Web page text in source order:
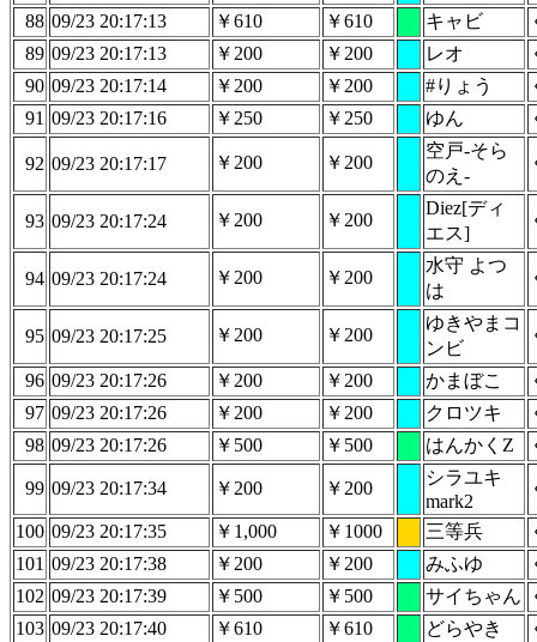
88 09/23 20:17:13 ￥610 ￥610 キャビ
89 09/23 20:17:13 ￥200 ￥200 レオ
90 09/23 20:17:14 ￥200 ￥200 #りょう
91 09/23 20:17:16 ￥250 ￥250 ゆん
92 09/23 20:17:17 ￥200 ￥200
空戸-そら
のえ-
93 09/23 20:17:24 ￥200 ￥200
Diez[ディ
エス]
94 09/23 20:17:24 ￥200 ￥200
水守 よつ
は
95 09/23 20:17:25 ￥200 ￥200
ゆきやまコ
ンビ
96 09/23 20:17:26 ￥200 ￥200 かまぼこ
97 09/23 20:17:26 ￥200 ￥200 クロツキ
98 09/23 20:17:26 ￥500 ￥500 はんかくZ
99 09/23 20:17:34 ￥200 ￥200
シラユキ
mark2
100 09/23 20:17:35 ￥1,000 ￥1000 三等兵
101 09/23 20:17:38 ￥200 ￥200 みふゆ
102 09/23 20:17:39 ￥500 ￥500 サイちゃん
103 09/23 20:17:40 ￥610 ￥610 どらやき